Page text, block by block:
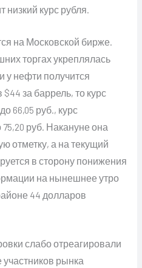
курс рубля.
на Московской бирже.
торгах укреплялась
у нефти получится
за баррель, то курс
66,05 руб., курс
руб. Накануне она
отметку, а на текущий
в сторону понижения
на нынешнее утро
44 долларов
слабо отреагировали
участников рынка